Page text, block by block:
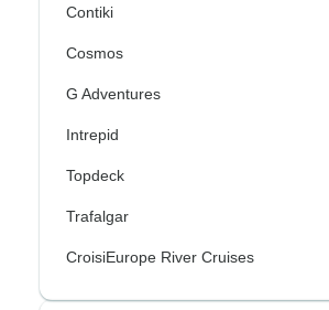
Contiki
Cosmos
G Adventures
Intrepid
Topdeck
Trafalgar
CroisiEurope River Cruises